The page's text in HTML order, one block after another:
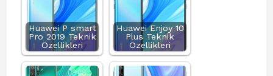
Huawei P smart
Pro 2019 Teknik
Özellikleri
Huawei Enjoy 10
Plus Teknik
Özellikleri